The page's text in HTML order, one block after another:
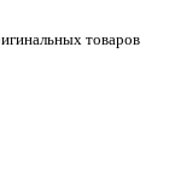
товаров